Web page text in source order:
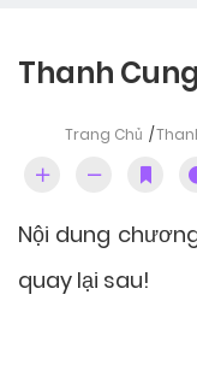
Thanh
Trang Chủ
Nội dung
quay lại sau!